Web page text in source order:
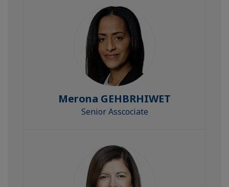
Merona GEHBRHIWET
Senior Asscociate